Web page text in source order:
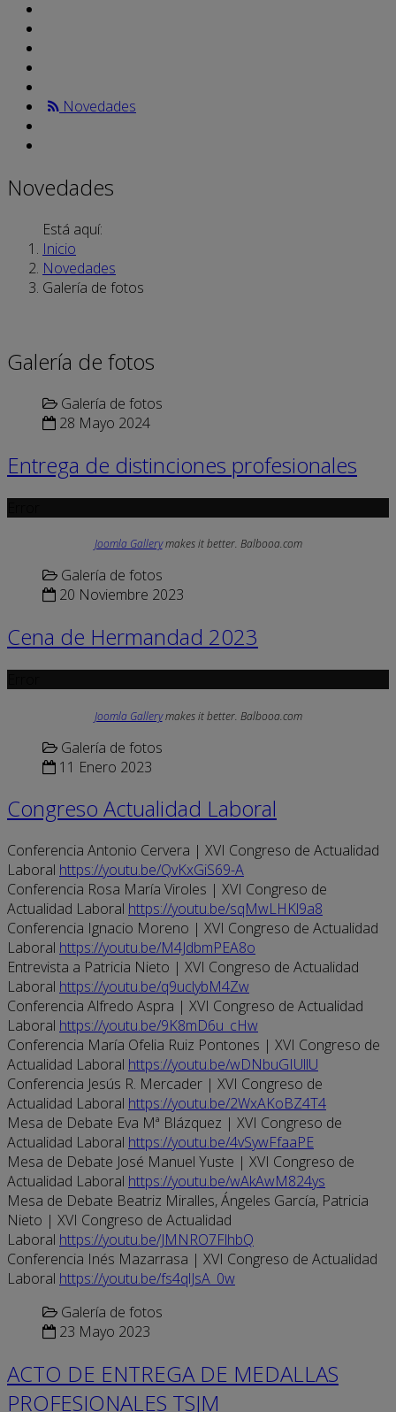
Novedades
Novedades
Está aquí:
Inicio
Novedades
Galería de fotos
Galería de fotos
Galería de fotos
28 Mayo 2024
Entrega de distinciones profesionales
Joomla Gallerymakes it better. Balbooa.com
Galería de fotos
20 Noviembre 2023
Cena de Hermandad 2023
Joomla Gallerymakes it better. Balbooa.com
Galería de fotos
11 Enero 2023
Congreso Actualidad Laboral
Conferencia Antonio Cervera | XVI Congreso de Actualidad
Laboral https://youtu.be/QvKxGiS69-A
Conferencia Rosa María Viroles | XVI Congreso de
Actualidad Laboral https://youtu.be/sqMwLHKl9a8
Conferencia Ignacio Moreno | XVI Congreso de Actualidad
Laboral https://youtu.be/M4JdbmPEA8o
Entrevista a Patricia Nieto | XVI Congreso de Actualidad
Laboral https://youtu.be/q9uclybM4Zw
Conferencia Alfredo Aspra | XVI Congreso de Actualidad
Laboral https://youtu.be/9K8mD6u_cHw
Conferencia María Ofelia Ruiz Pontones | XVI Congreso de
Actualidad Laboral https://youtu.be/wDNbuGIUllU
Conferencia Jesús R. Mercader | XVI Congreso de
Actualidad Laboral https://youtu.be/2WxAKoBZ4T4
Mesa de Debate Eva Mª Blázquez | XVI Congreso de
Actualidad Laboral https://youtu.be/4vSywFfaaPE
Mesa de Debate José Manuel Yuste | XVI Congreso de
Actualidad Laboral https://youtu.be/wAkAwM824ys
Mesa de Debate Beatriz Miralles, Ángeles García, Patricia
Nieto | XVI Congreso de Actualidad
Laboral https://youtu.be/JMNRO7FlhbQ
Conferencia Inés Mazarrasa | XVI Congreso de Actualidad
Laboral https://youtu.be/fs4qlJsA_0w
Galería de fotos
23 Mayo 2023
ACTO DE ENTREGA DE MEDALLAS
PROFESIONALES TSJM